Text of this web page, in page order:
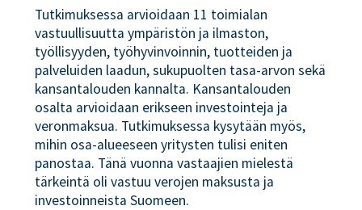
Tutkimuksessa arvioidaan 11 toimialan
vastuullisuutta ympäristön ja ilmaston,
työllisyyden, työhyvinvoinnin, tuotteiden ja
palveluiden laadun, sukupuolten tasa-arvon sekä
kansantalouden kannalta. Kansantalouden
osalta arvioidaan erikseen investointeja ja
veronmaksua. Tutkimuksessa kysytään myös,
mihin osa-alueeseen yritysten tulisi eniten
panostaa. Tänä vuonna vastaajien mielestä
tärkeintä oli vastuu verojen maksusta ja
investoinneista Suomeen.